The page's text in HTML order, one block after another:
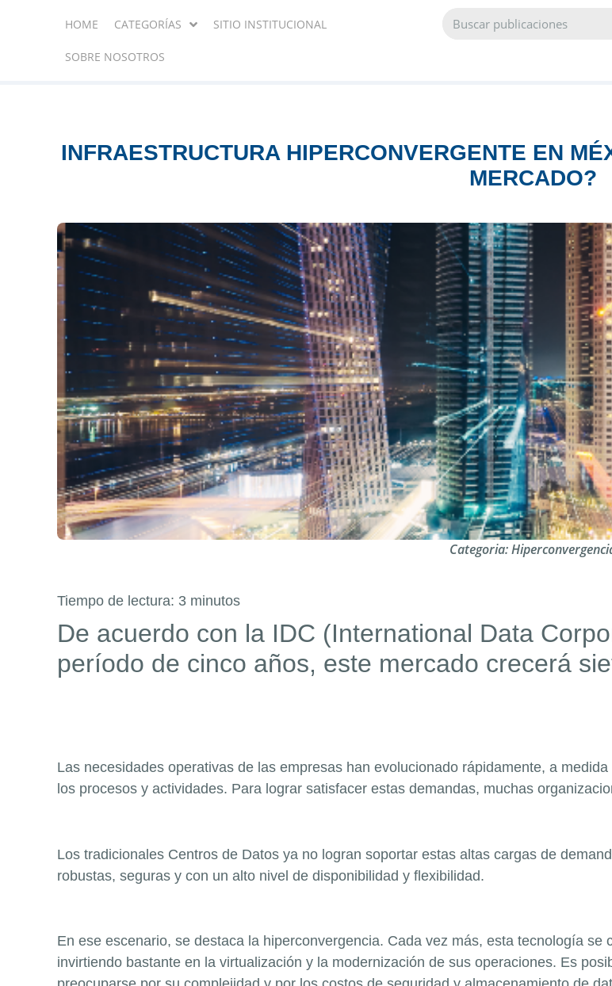
HOME CATEGORÍAS SITIO INSTITUCIONAL
SOBRE NOSOTROS
INFRAESTRUCTURA HIPERCONVERGENTE EN
MERCADO?
Categoria:
Tiempo de lectura: 3 minutos
De acuerdo con la IDC (International Data
período de cinco años, este mercado crecerá
Las necesidades operativas de las empresas han evolucionado rápidamente, a
los procesos y actividades. Para lograr satisfacer estas demandas, muchas
Los tradicionales Centros de Datos ya no logran soportar estas altas cargas de
robustas, seguras y con un alto nivel de disponibilidad y flexibilidad.
En ese escenario, se destaca la hiperconvergencia. Cada vez más, esta tecnología se
invirtiendo bastante en la virtualización y la modernización de sus operaciones. Es